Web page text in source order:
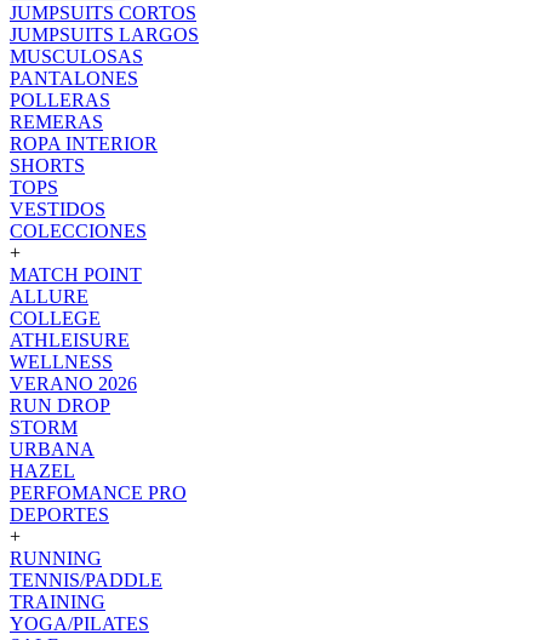
JUMPSUITS CORTOS
JUMPSUITS LARGOS
MUSCULOSAS
PANTALONES
POLLERAS
REMERAS
ROPA INTERIOR
SHORTS
TOPS
VESTIDOS
COLECCIONES
+
MATCH POINT
ALLURE
COLLEGE
ATHLEISURE
WELLNESS
VERANO 2026
RUN DROP
STORM
URBANA
HAZEL
PERFOMANCE PRO
DEPORTES
+
RUNNING
TENNIS/PADDLE
TRAINING
YOGA/PILATES